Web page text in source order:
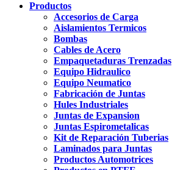
Productos
Accesorios de Carga
Aislamientos Termicos
Bombas
Cables de Acero
Empaquetaduras Trenzadas
Equipo Hidraulico
Equipo Neumatico
Fabricación de Juntas
Hules Industriales
Juntas de Expansion
Juntas Espirometalicas
Kit de Reparación Tuberias
Laminados para Juntas
Productos Automotrices